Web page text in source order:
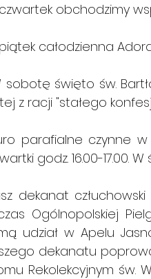
czwartek obchodzimy
piątek całodzienna
sobotę święto św.
z racji "stałego
parafialne czynne w
godz. 16.00-17.00.
dekanat
Ogólnopolskiej
udział w Apelu
dekanatu
Rekolekcyjnym św.